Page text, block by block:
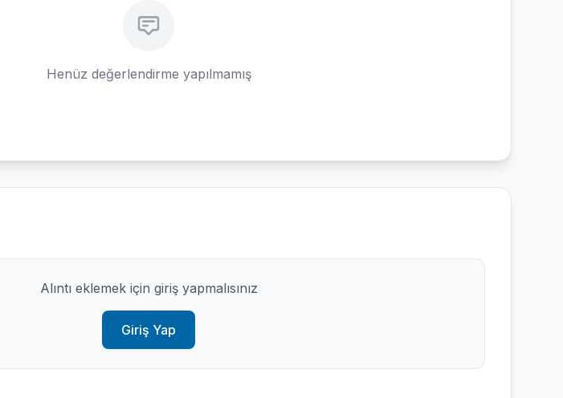
Henüz değerlendirme yapılmamış
Alıntı eklemek için giriş yapmalısınız
Giriş Yap